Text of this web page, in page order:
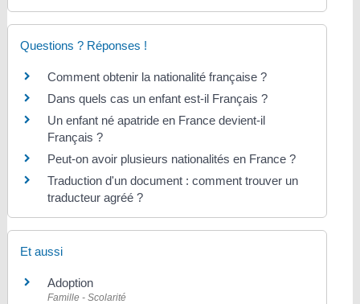
Questions ? Réponses !
Comment obtenir la nationalité française ?
Dans quels cas un enfant est-il Français ?
Un enfant né apatride en France devient-il
Français ?
Peut-on avoir plusieurs nationalités en France ?
Traduction d'un document : comment trouver un
traducteur agréé ?
Et aussi
Adoption
Famille - Scolarité